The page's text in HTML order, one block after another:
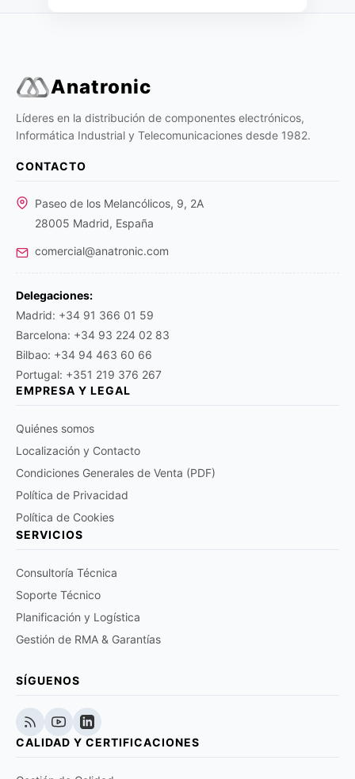
Anatronic
Líderes en la distribución de componentes electrónicos,
Informática Industrial y Telecomunicaciones desde 1982.
CONTACTO
Paseo de los Melancólicos, 9, 2A
28005 Madrid, España
comercial@anatronic.com
Delegaciones:
Madrid: +34 91 366 01 59
Barcelona: +34 93 224 02 83
Bilbao: +34 94 463 60 66
Portugal: +351 219 376 267
EMPRESA Y LEGAL
Quiénes somos
Localización y Contacto
Condiciones Generales de Venta (PDF)
Política de Privacidad
Política de Cookies
SERVICIOS
Consultoría Técnica
Soporte Técnico
Planificación y Logística
Gestión de RMA & Garantías
SÍGUENOS
CALIDAD Y CERTIFICACIONES